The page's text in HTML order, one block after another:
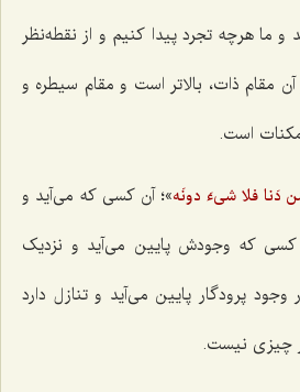
و ما هرچه تجرد پیدا کنیم و از نقطه‌نظر
مقام ذات، بالاتر است و مقام سیطره و
است.
دَنا فلا شیءَ دونَه»؛ آن کسی که می‌آید و
که وجودش پایین می‌آید و نزدیک
پرودگار پایین می‌آید و تنازل دارد
چیزی نیست.